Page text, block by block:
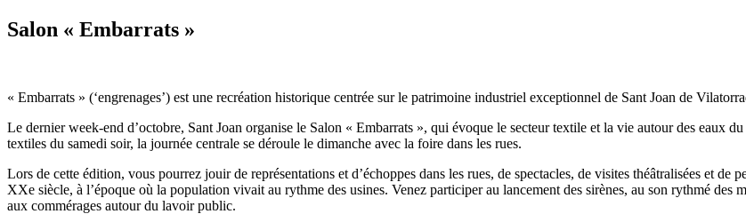
Salon « Embarrats »
« Embarrats » (‘engrenages’) est une recréation historique centrée sur le patrimoine industriel exceptionnel de Sant Joan de
Le dernier week-end d’octobre, Sant Joan organise le Salon « Embarrats », qui évoque le secteur textile et la vie autour des eaux
textiles du samedi soir, la journée centrale se déroule le dimanche avec la foire dans les rues.
Lors de cette édition, vous pourrez jouir de représentations et d’échoppes dans les rues, de spectacles, de visites théâtralisées et de
XXe siècle, à l’époque où la population vivait au rythme des usines. Venez participer au lancement des sirènes, au son rythmé des
aux commérages autour du lavoir public.